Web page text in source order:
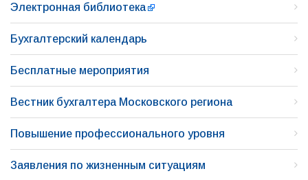
Электронная библиотека
Бухгалтерский календарь
Бесплатные мероприятия
Вестник бухгалтера Московского региона
Повышение профессионального уровня
Заявления по жизненным ситуациям